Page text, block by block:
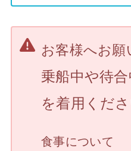
お客様へお願
乗船中や待
を着用くださ
食事について